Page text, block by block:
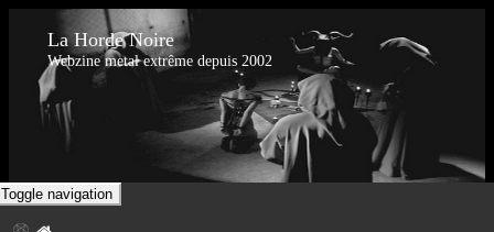
La Horde Noire
Webzine metal extrême depuis 2002
Toggle navigation